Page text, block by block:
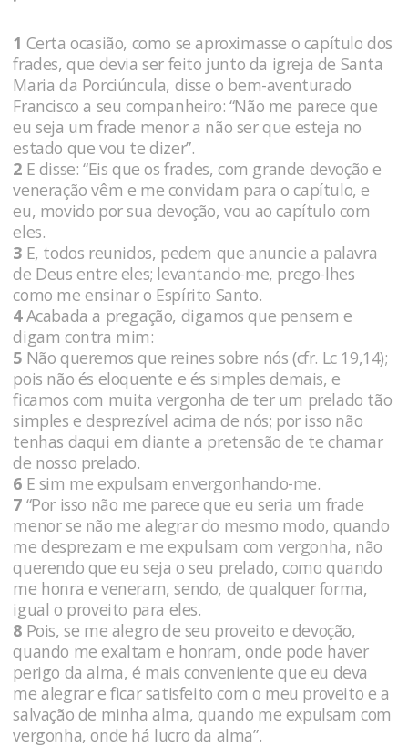
1 Certa ocasião, como se aproximasse o capítulo dos
frades, que devia ser feito junto da igreja de Santa
Maria da Porciúncula, disse o bem-aventurado
Francisco a seu companheiro: “Não me parece que
eu seja um frade menor a não ser que esteja no
estado que vou te dizer”.
2 E disse: “Eis que os frades, com grande devoção e
veneração vêm e me convidam para o capítulo, e
eu, movido por sua devoção, vou ao capítulo com
eles.
3 E, todos reunidos, pedem que anuncie a palavra
de Deus entre eles; levantando-me, prego-lhes
como me ensinar o Espírito Santo.
4Acabada a pregação, digamos que pensem e
digam contra mim:
5 Não queremos que reines sobre nós (cfr. Lc 19,14);
pois não és eloquente e és simples demais, e
ficamos com muita vergonha de ter um prelado tão
simples e desprezível acima de nós; por isso não
tenhas daqui em diante a pretensão de te chamar
de nosso prelado.
6 E sim me expulsam envergonhando-me.
7 “Por isso não me parece que eu seria um frade
menor se não me alegrar do mesmo modo, quando
me desprezam e me expulsam com vergonha, não
querendo que eu seja o seu prelado, como quando
me honra e veneram, sendo, de qualquer forma,
igual o proveito para eles.
8 Pois, se me alegro de seu proveito e devoção,
quando me exaltam e honram, onde pode haver
perigo da alma, é mais conveniente que eu deva
me alegrar e ficar satisfeito com o meu proveito e a
salvação de minha alma, quando me expulsam com
vergonha, onde há lucro da alma”.